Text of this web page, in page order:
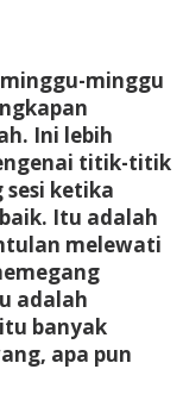
minggu
Ini lebih
titik-titik
sesi ketika
Itu adalah
melewati
adalah
banyak
apa pun